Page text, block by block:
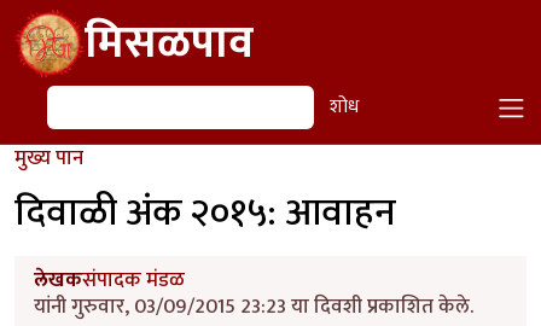
Skip to main contentमिसळपाव
शोध शोध
मुख्य पान
दिवाळी अंक २०१५: आवाहन
लेखकसंपादक मंडळ
यांनी गुरुवार, 03/09/2015 23:23 या दिवशी प्रकाशित केले.